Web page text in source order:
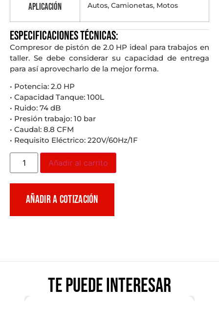
Aplicación Autos, Camionetas, Motos
Especificaciones técnicas:
Compresor de pistón de 2.0 HP ideal para trabajos en
taller. Se debe considerar su capacidad de entrega
para así aprovecharlo de la mejor forma.
• Potencia: 2.0 HP
• Capacidad Tanque: 100L
• Ruido: 74 dB
• Presión trabajo: 10 bar
• Caudal: 8.8 CFM
• Requisito Eléctrico: 220V/60Hz/1F
Añadir al carrito
AÑADIR A COTIZACIÓN
Te puede interesar